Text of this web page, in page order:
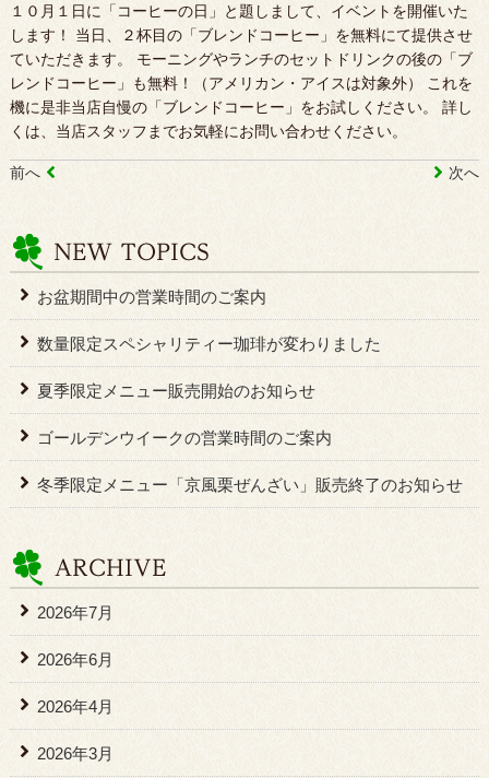
１０月１日に「コーヒーの日」と題しまして、イベントを開催いた
します！ 当日、２杯目の「ブレンドコーヒー」を無料にて提供させ
ていただきます。 モーニングやランチのセットドリンクの後の「ブ
レンドコーヒー」も無料！（アメリカン・アイスは対象外） これを
機に是非当店自慢の「ブレンドコーヒー」をお試しください。 詳し
くは、当店スタッフまでお気軽にお問い合わせください。
前へ 次へ
お盆期間中の営業時間のご案内
数量限定スペシャリティー珈琲が変わりました
夏季限定メニュー販売開始のお知らせ
ゴールデンウイークの営業時間のご案内
冬季限定メニュー「京風栗ぜんざい」販売終了のお知らせ
2026年7月
2026年6月
2026年4月
2026年3月